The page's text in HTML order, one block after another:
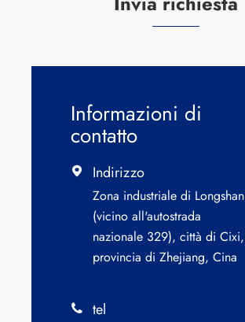
Informazioni di
contatto
 Indirizzo
Zona industriale di Longshan
(vicino all'autostrada
nazionale 329), città di Cixi,
provincia di Zhejiang, Cina
 tel